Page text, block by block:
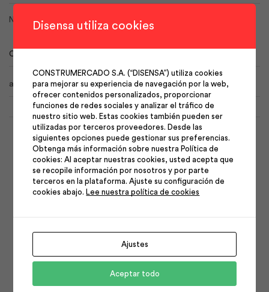
No hay categorías
CALENDAR
agosto 2026
M X J V S
1
4 5 6 7 8
11 12 13 14 15
18 19 20 21 22
Disensa utiliza cookies
CONSTRUMERCADO S.A. (“DISENSA”) utiliza cookies
para mejorar su experiencia de navegación por la web,
ofrecer contenidos personalizados, proporcionar
funciones de redes sociales y analizar el tráfico de
nuestro sitio web. Estas cookies también pueden ser
utilizadas por terceros proveedores. Desde las
siguientes opciones puede gestionar sus preferencias.
Obtenga más información sobre nuestra Política de
cookies: Al aceptar nuestras cookies, usted acepta que
se recopile información por nosotros y por parte
terceros en la plataforma. Ajuste su configuración de
cookies abajo.
Lee nuestra política de cookies
Ajustes
Aceptar todo